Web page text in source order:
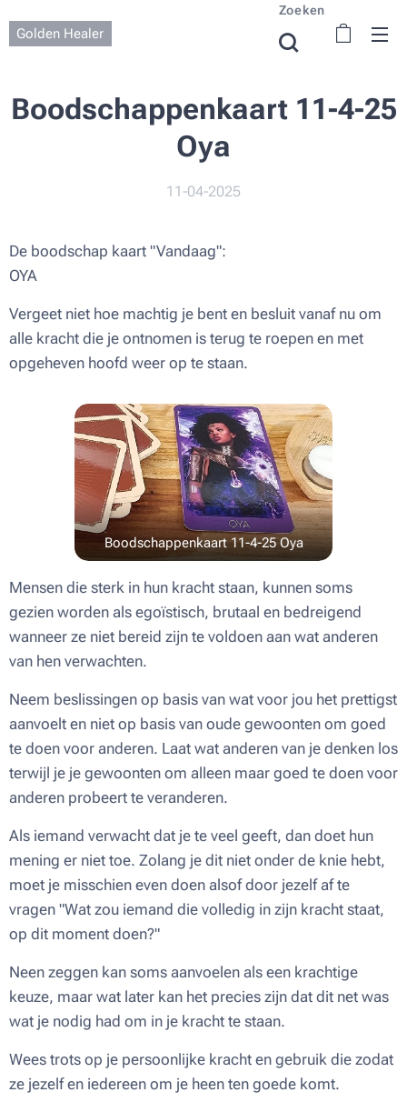
Golden Healer
Zoeken
Boodschappenkaart 11-4-25
Oya
11-04-2025
De boodschap kaart "Vandaag":
OYA
Vergeet niet hoe machtig je bent en besluit vanaf nu om
alle kracht die je ontnomen is terug te roepen en met
opgeheven hoofd weer op te staan.
Boodschappenkaart 11-4-25 Oya
Mensen die sterk in hun kracht staan, kunnen soms
gezien worden als egoïstisch, brutaal en bedreigend
wanneer ze niet bereid zijn te voldoen aan wat anderen
van hen verwachten.
Neem beslissingen op basis van wat voor jou het prettigst
aanvoelt en niet op basis van oude gewoonten om goed
te doen voor anderen. Laat wat anderen van je denken los
terwijl je je gewoonten om alleen maar goed te doen voor
anderen probeert te veranderen.
Als iemand verwacht dat je te veel geeft, dan doet hun
mening er niet toe. Zolang je dit niet onder de knie hebt,
moet je misschien even doen alsof door jezelf af te
vragen "Wat zou iemand die volledig in zijn kracht staat,
op dit moment doen?"
Neen zeggen kan soms aanvoelen als een krachtige
keuze, maar wat later kan het precies zijn dat dit net was
wat je nodig had om in je kracht te staan.
Wees trots op je persoonlijke kracht en gebruik die zodat
ze jezelf en iedereen om je heen ten goede komt.